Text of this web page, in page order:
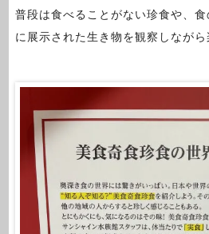
普段は食べることがない珍食や、
に展示された生き物を観察しながら